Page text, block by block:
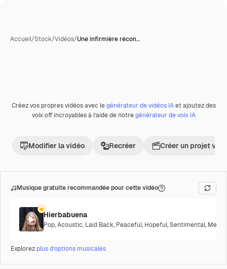
Accueil/Stock/Vidéos/Une infirmière récon…
Premium
Créez vos propres vidéos avec legénérateur de vidéos IAet ajoutez des
voix off incroyables à l’aide de notregénérateur de voix IA
Modifier la vidéo Recréer Créer un projet
Musique gratuite recommandée pour cette vidéo
Hierbabuena
Pop,Acoustic, Laid Back, Peaceful, Hopeful,Sentimental,
Explorez plus d’options musicales